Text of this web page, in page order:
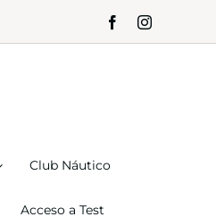
FacebookInstagram
Club Náutico
Acceso a Test